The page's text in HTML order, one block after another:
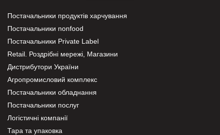
Постачальники продуктів харчування
Постачальники nonfood
Постачальники Private Label
Retail. Роздрібні мережі, Магазини
Дистрибутори України
Агропромисловий комплекс
Постачальники обладнання
Постачальники послуг
Логістичні компанії
Тара та упаковка